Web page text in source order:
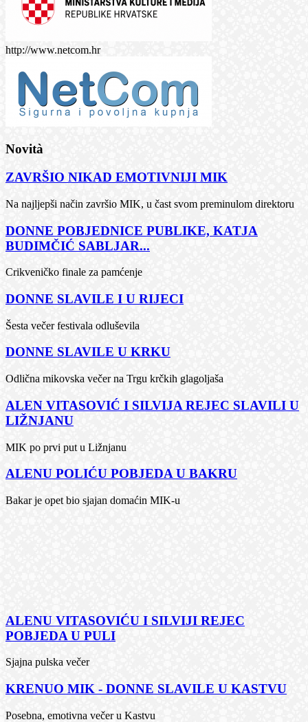
http://www.netcom.hr
Novità
ZAVRŠIO NIKAD EMOTIVNIJI MIK
Na najljepši način završio MIK, u čast svom preminulom direktoru
DONNE POBJEDNICE PUBLIKE, KATJA
BUDIMČIĆ SABLJAR...
Crikveničko finale za pamćenje
DONNE SLAVILE I U RIJECI
Šesta večer festivala odluševila
DONNE SLAVILE U KRKU
Odlična mikovska večer na Trgu krčkih glagoljaša
ALEN VITASOVIĆ I SILVIJA REJEC SLAVILI U
LIŽNJANU
MIK po prvi put u Ližnjanu
ALENU POLIĆU POBJEDA U BAKRU
Bakar je opet bio sjajan domaćin MIK-u
ALENU VITASOVIĆU I SILVIJI REJEC
POBJEDA U PULI
Sjajna pulska večer
KRENUO MIK - DONNE SLAVILE U KASTVU
Posebna, emotivna večer u Kastvu